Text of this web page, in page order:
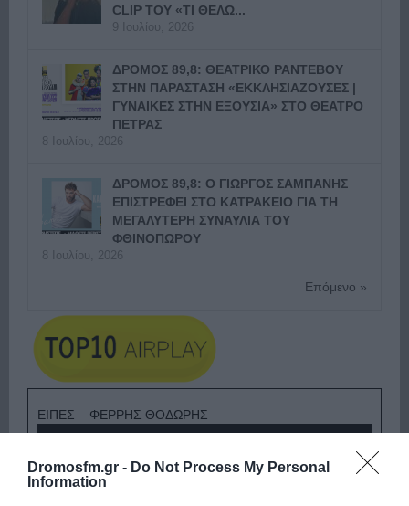
Dromosfm.gr - Do Not Process My Personal
Information
CLIP ΤΟΥ «ΤΙ ΘΕΛΩ...
9 Ιουλίου, 2026
ΔΡΟΜΟΣ 89,8: ΘΕΑΤΡΙΚΟ ΡΑΝΤΕΒΟΥ
ΣΤΗΝ ΠΑΡΑΣΤΑΣΗ «ΕΚΚΛΗΣΙΑΖΟΥΣΕΣ |
ΓΥΝΑΙΚΕΣ ΣΤΗΝ ΕΞΟΥΣΙΑ» ΣΤΟ ΘΕΑΤΡΟ
ΠΕΤΡΑΣ
8 Ιουλίου, 2026
ΔΡΟΜΟΣ 89,8: Ο ΓΙΩΡΓΟΣ ΣΑΜΠΑΝΗΣ
ΕΠΙΣΤΡΕΦΕΙ ΣΤΟ ΚΑΤΡΑΚΕΙΟ ΓΙΑ ΤΗ
ΜΕΓΑΛΥΤΕΡΗ ΣΥΝΑΥΛΙΑ ΤΟΥ
ΦΘΙΝΟΠΩΡΟΥ
8 Ιουλίου, 2026
Επόμενο »
ΕΙΠΕΣ – ΦΕΡΡΗΣ ΘΟΔΩΡΗΣ